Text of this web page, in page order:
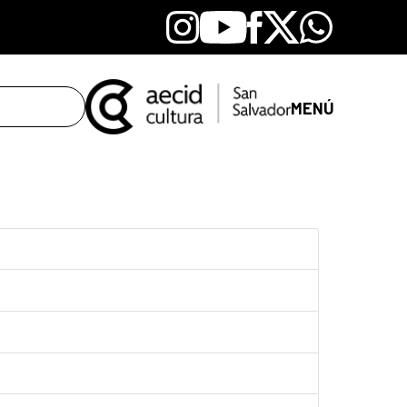
Instagram
YoutubeFacebook
X Whatsapp
MENÚ